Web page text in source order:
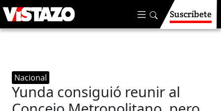
Suscríbete
Nacional
Yunda consiguió reunir al